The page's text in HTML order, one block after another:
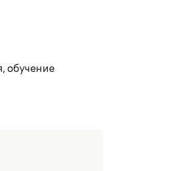
обучение